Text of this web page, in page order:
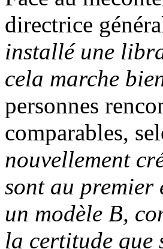
directrice
installé une
cela marche
personnes
comparables,
nouvellement
sont au premier
un modèle B,
la certitude que